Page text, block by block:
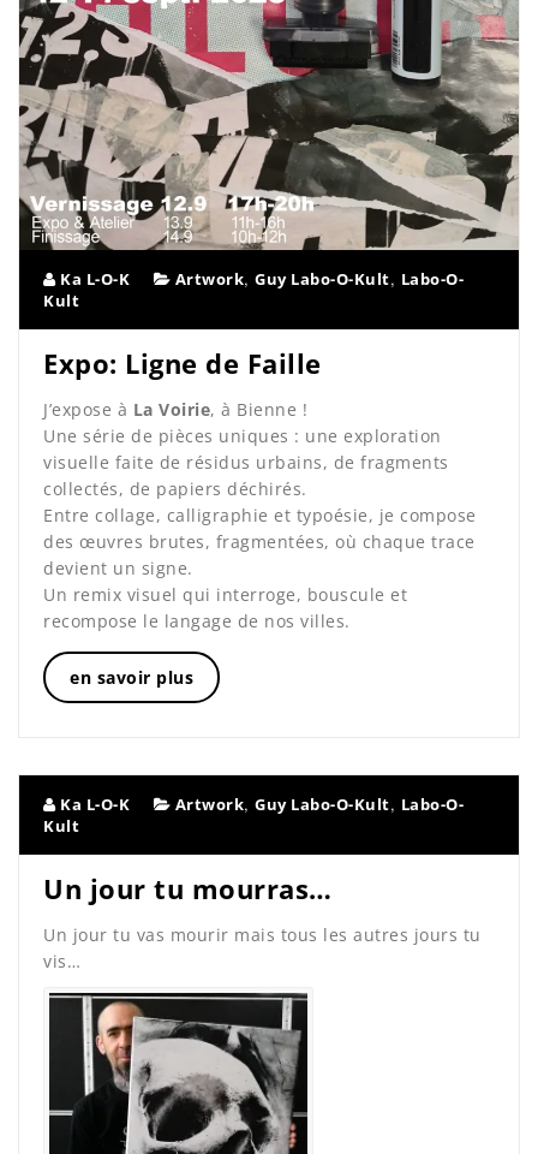
Ka L-O-K Artwork, Guy Labo-O-Kult, Labo-O-
Kult
Expo: Ligne de Faille
J’expose à La Voirie, à Bienne !
Une série de pièces uniques : une exploration
visuelle faite de résidus urbains, de fragments
collectés, de papiers déchirés.
Entre collage, calligraphie et typoésie, je compose
des œuvres brutes, fragmentées, où chaque trace
devient un signe.
Un remix visuel qui interroge, bouscule et
recompose le langage de nos villes.
en savoir plus
Ka L-O-K Artwork, Guy Labo-O-Kult, Labo-O-
Kult
Un jour tu mourras…
Un jour tu vas mourir mais tous les autres jours tu
vis…